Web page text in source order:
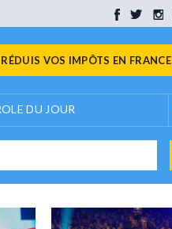
VOS IMPÔTS EN FRANCE
DU JOUR